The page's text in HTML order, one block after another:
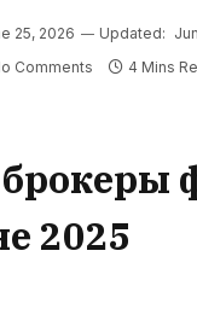
25, 2026 Updated:
Comments 4 Mins
2025